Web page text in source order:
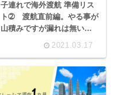
子連れで海外渡航 準備リス
ト➁ 渡航直前編。やる事が
山積みですが漏れは無いで
2021.03.17